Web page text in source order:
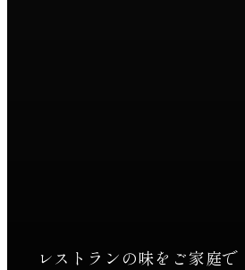
レストランの味をご家庭で